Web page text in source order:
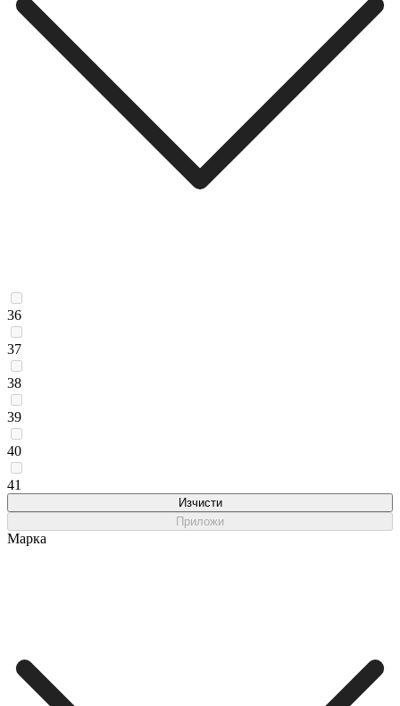
36
37
38
39
40
41
Изчисти
Приложи
Марка